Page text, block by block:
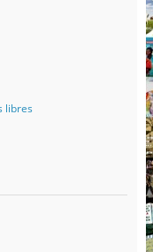
libres